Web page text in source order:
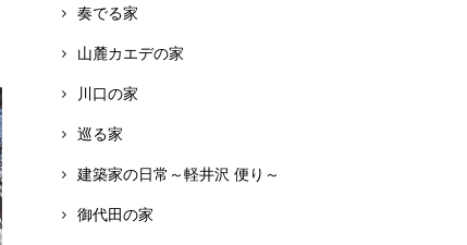
奏でる家
山麓カエデの家
川口の家
巡る家
建築家の日常～軽井沢 便り～
御代田の家